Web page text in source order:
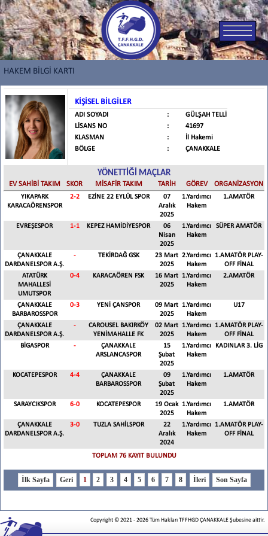
HAKEM BİLGİ KARTI
KİŞİSEL BİLGİLER
ADI SOYADI :
GÜLŞAH TELLİ
LİSANS NO
:
41697
KLASMAN
:
İl Hakemi
BÖLGE
: ÇANAKKALE
YÖNETTİĞİ MAÇLAR
EV SAHİBİ TAKIM SKOR MİSAFİR TAKIM TARİH GÖREV
ORGANİZASYON
YIKAPARK
KARACAÖRENSPOR
2-2 EZİNE 22 EYLÜL SPOR
07
Aralık
2025
1.Yardımcı
Hakem
1.AMATÖR
EVREŞESPOR 1-1 KEPEZ HAMİDİYESPOR
06
Nisan
2025
1.Yardımcı
Hakem
SÜPER AMATÖR
ÇANAKKALE
DARDANELSPOR A.Ş.
- TEKİRDAĞ GSK
23 Mart
2025
2.Yardımcı
Hakem
1.AMATÖR PLAY-
OFF FİNAL
ATATÜRK
MAHALLESİ
UMUTSPOR
0-4 KARACAÖREN FSK
16 Mart
2025
1.Yardımcı
Hakem
2.AMATÖR
ÇANAKKALE
BARBAROSSPOR
0-3 YENİ ÇANSPOR
09 Mart
2025
1.Yardımcı
Hakem
U17
ÇANAKKALE
DARDANELSPOR A.Ş.
-
CAROUSEL BAKIRKÖY
YENİMAHALLE FK
02 Mart
2025
1.Yardımcı
Hakem
1.AMATÖR PLAY-
OFF FİNAL
BİGASPOR
-
ÇANAKKALE
ARSLANCASPOR
15
Şubat
2025
1.Yardımcı
Hakem
KADINLAR 3. LİG
KOCATEPESPOR 4-4
ÇANAKKALE
BARBAROSSPOR
09
Şubat
2025
1.Yardımcı
Hakem
1.AMATÖR
SARAYCIKSPOR 6-0 KOCATEPESPOR
19 Ocak
2025
1.Yardımcı
Hakem
1.AMATÖR
ÇANAKKALE
DARDANELSPOR A.Ş.
3-0 TUZLA SAHİLSPOR
22
Aralık
2024
1.Yardımcı
Hakem
1.AMATÖR PLAY-
OFF FİNAL
TOPLAM 76 KAYIT BULUNDU
1 2 3 4 5 6 7 8
Copyright © 2021-2026Tüm Hakları TFFHGD ÇANAKKALE Şubesine aittir.